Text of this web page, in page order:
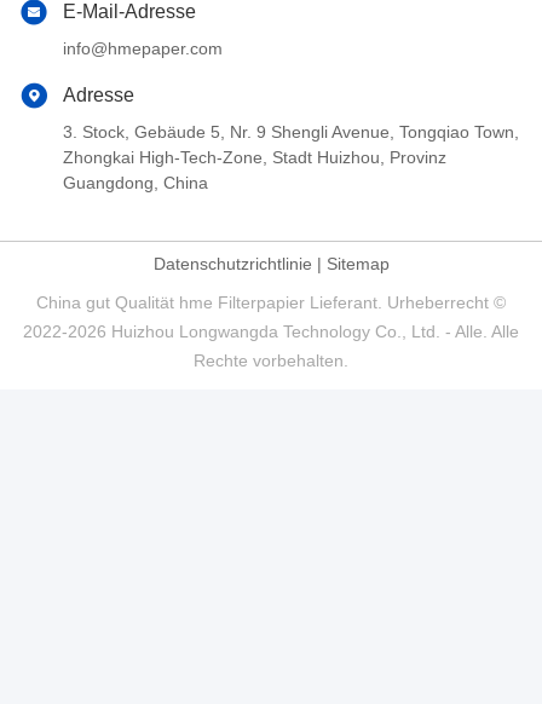
E-Mail-Adresse
info@hmepaper.com
Adresse
3. Stock, Gebäude 5, Nr. 9 Shengli Avenue, Tongqiao Town,
Zhongkai High-Tech-Zone, Stadt Huizhou, Provinz
Guangdong, China
Datenschutzrichtlinie | Sitemap
China gut Qualität hme Filterpapier Lieferant. Urheberrecht ©
2022-2026 Huizhou Longwangda Technology Co., Ltd. - Alle. Alle
Rechte vorbehalten.